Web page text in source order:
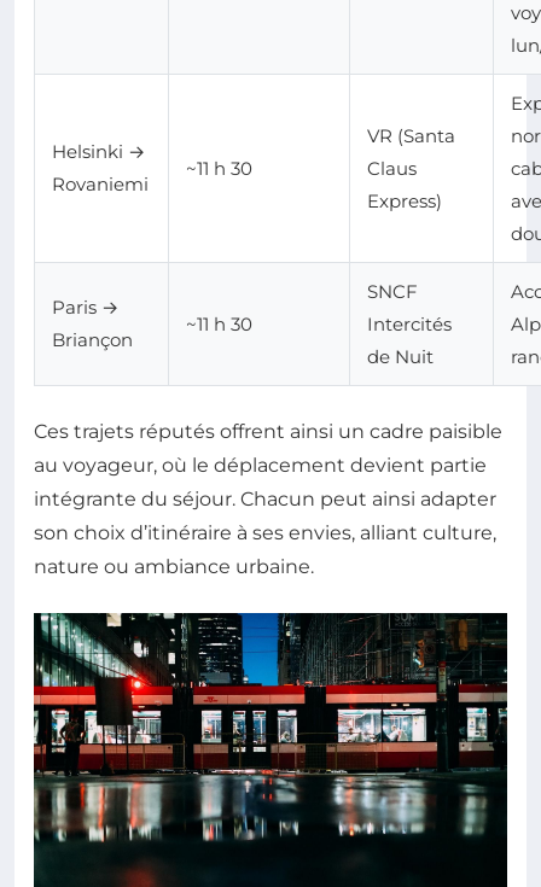
Helsinki →
Rovaniemi
~11 h 30
VR (Santa
Claus
Express)
Paris →
Briançon
~11 h 30
SNCF
Intercités
de Nuit
Ces trajets réputés offrent ainsi un cadre paisible
au voyageur, où le déplacement devient partie
intégrante du séjour. Chacun peut ainsi adapter
son choix d’itinéraire à ses envies, alliant culture,
nature ou ambiance urbaine.